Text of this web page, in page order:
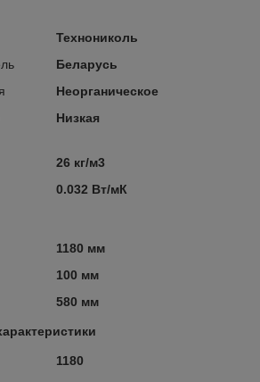
Технониколь
Беларусь
Неорганическое
Низкая
26 кг/м3
0.032 Вт/мК
1180 мм
100 мм
580 мм
1180